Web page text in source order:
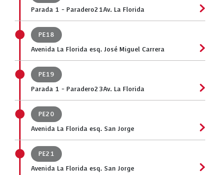
Parada 1 - Paradero21Av. La Florida
PE18
Avenida La Florida esq. José Miguel Carrera
PE19
Parada 1 - Paradero23Av. La Florida
PE20
Avenida La Florida esq. San Jorge
PE21
Avenida La Florida esq. San Jorge